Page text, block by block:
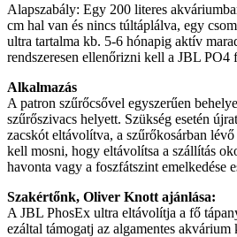
Alapszabály: Egy 200 literes
cm hal van és nincs túltáplálva, egy
ultra tartalma kb. 5-6 hónapig aktív
rendszeresen ellenőrizni kell a JBL PO4
Alkalmazás
A patron szűrőcsővel egyszerűen
szűrőszivacs helyett. Szükség esetén
zacskót eltávolítva, a szűrőkosárban
kell mosni, hogy eltávolítsa a szállítás
havonta vagy a foszfátszint emelkedése
Szakértőnk, Oliver Knott ajánlása:
A JBL PhosEx ultra eltávolítja a fő
ezáltal támogatj az algamentes akvárium